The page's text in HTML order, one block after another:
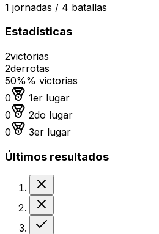
1 jornadas / 4 batallas
Estadísticas
2victorias
2derrotas
50%% victorias
0
Medalla de oro
1er lugar
0
Medalla de plata
2do lugar
0
Medalla de bronce
3er lugar
Últimos resultados